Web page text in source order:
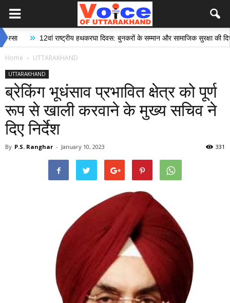
» 12वां राष्ट्रीय हथकरघा दिवस: बुनकरों के सम्मान और सामाजिक सुरक्षा की दिशा में
Home UTTARAKHAND
UTTARAKHAND
ब्रेकिंग भूधंसाव प्रभावित क्षेत्र को पूर्ण
रूप से खाली करवाने के मुख्य सचिव ने
दिए निर्देश
By P.S. Ranghar - January 10, 2023 331